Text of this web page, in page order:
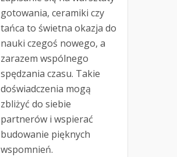
gotowania, ceramiki czy
tańca to świetna okazja do
nauki czegoś nowego, a
zarazem wspólnego
spędzania czasu. Takie
doświadczenia mogą
zbliżyć do siebie
partnerów i wspierać
budowanie pięknych
wspomnień.